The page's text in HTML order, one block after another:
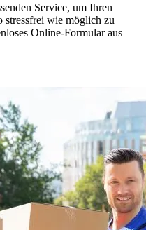
Service, um Ihren
stressfrei wie möglich zu
Online-Formular aus